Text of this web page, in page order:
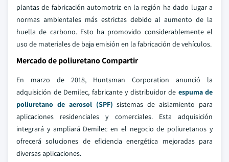
plantas de fabricación automotriz en la región ha dado lugar a
normas ambientales más estrictas debido al aumento de la
huella de carbono. Esto ha promovido considerablemente el
uso de materiales de baja emisión en la fabricación de vehículos.
Mercado de poliuretano Compartir
En marzo de 2018, Huntsman Corporation anunció la
adquisición de Demilec, fabricante y distribuidor de espuma de
poliuretano de aerosol (SPF) sistemas de aislamiento para
aplicaciones residenciales y comerciales. Esta adquisición
integrará y ampliará Demilec en el negocio de poliuretanos y
ofrecerá soluciones de eficiencia energética mejoradas para
diversas aplicaciones.